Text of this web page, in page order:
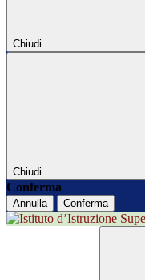
Chiudi
Chiudi
Conferma
Annulla Conferma